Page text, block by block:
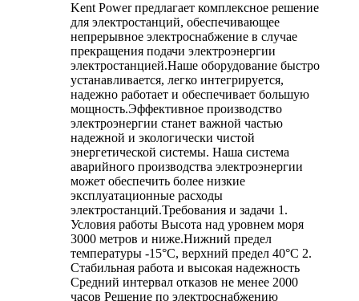
Kent Power предлагает комплексное решение
для электростанций, обеспечивающее
непрерывное электроснабжение в случае
прекращения подачи электроэнергии
электростанцией.Наше оборудование быстро
устанавливается, легко интегрируется,
надежно работает и обеспечивает большую
мощность.Эффективное производство
электроэнергии станет важной частью
надежной и экологически чистой
энергетической системы. Наша система
аварийного производства электроэнергии
может обеспечить более низкие
эксплуатационные расходы
электростанций.Требования и задачи 1.
Условия работы Высота над уровнем моря
3000 метров и ниже.Нижний предел
температуры -15°C, верхний предел 40°C 2.
Стабильная работа и высокая надежность
Средний интервал отказов не менее 2000
часов Решение по электроснабжению